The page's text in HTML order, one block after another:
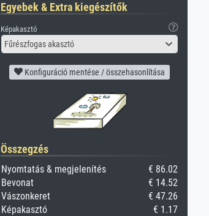
Egyebek & Extra kiegészítők
Képakasztó
Fűrészfogas akasztó
Konfiguráció mentése / összehasonlítása
Összegzés
Nyomtatás & megjelenítés
€ 86.02
Bevonat
€ 14.52
Vászonkeret
€ 47.26
Képakasztó
€ 1.17